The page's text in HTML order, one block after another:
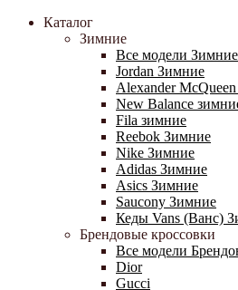
Каталог
Зимние
Все модели Зимние
Jordan Зимние
Alexander
New Balance
Fila зимние
Reebok Зимние
Nike Зимние
Adidas Зимние
Asics Зимние
Saucony Зимние
Кеды Vans (Ванс)
Брендовые кроссовки
Все модели
Dior
Gucci